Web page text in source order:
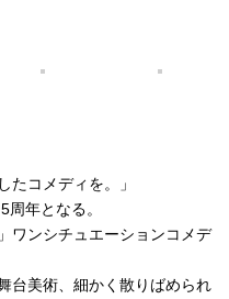
たコメディを。」
年となる。
ワンシチュエーションコメデ
台美術、細かく散りばめられ